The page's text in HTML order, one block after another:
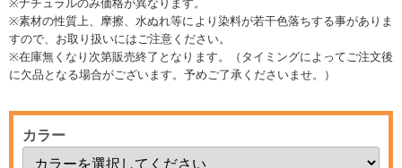
※ナチュラルのみ価格が異なります。
※素材の性質上、摩擦、水ぬれ等により染料が若干色落ちする事がありま
すので、お取り扱いにはご注意ください。
※在庫無くなり次第販売終了となります。（タイミングによってご注文後
に欠品となる場合がございます。予めご了承くださいませ。）
カラー